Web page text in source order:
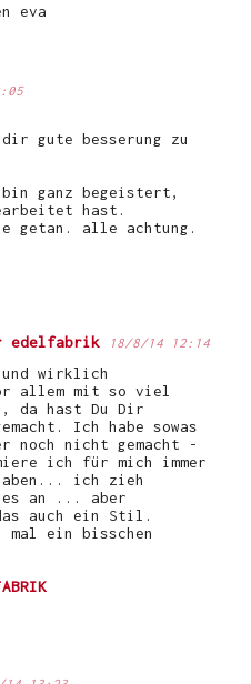
eva
gute besserung zu
ganz begeistert,
hast.
getan. alle achtung.
edelfabrik 18/8/14 12:14
wirklich
allem mit so viel
da hast Du Dir
Ich habe sowas
noch nicht gemacht -
ich für mich immer
ich zieh
an ... aber
auch ein Stil.
mal ein bisschen